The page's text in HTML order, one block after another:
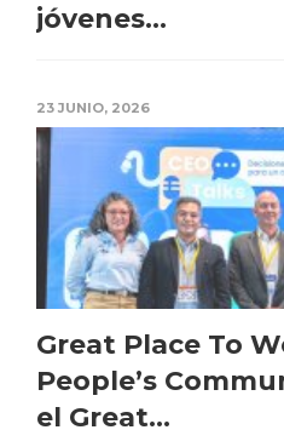
jóvenes...
23 JUNIO, 2026
Great Place To
People’s
el Great...